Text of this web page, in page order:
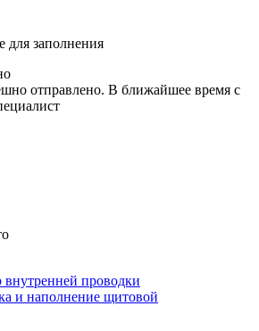
для заполнения
отправлено. В ближайшее время с
проводки
и наполнение щитовой